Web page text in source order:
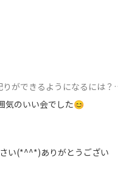
きるようになるには？に参加
気のいい会でした😊
い(*^^*)ありがとうござい